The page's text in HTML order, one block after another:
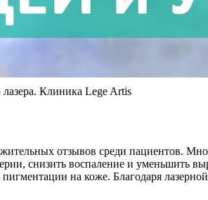
Клиника Lege Artis
отзывов среди пациентов.
снизить воспаление и уменьшить
на коже. Благодаря